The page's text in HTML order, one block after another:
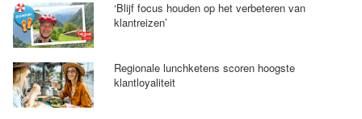
‘Blijf focus houden op het verbeteren van
klantreizen’
Regionale lunchketens scoren hoogste
klantloyaliteit